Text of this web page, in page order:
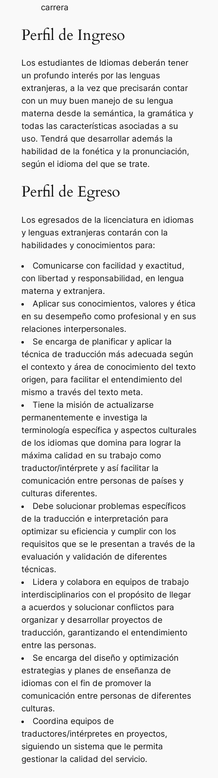
carrera
Perfil de Ingreso
Los estudiantes de Idiomas deberán tener
un profundo interés por las lenguas
extranjeras, a la vez que precisarán contar
con un muy buen manejo de su lengua
materna desde la semántica, la gramática y
todas las características asociadas a su
uso. Tendrá que desarrollar además la
habilidad de la fonética y la pronunciación,
según el idioma del que se trate.
Perfil de Egreso
Los egresados de la licenciatura en idiomas
y lenguas extranjeras contarán con la
habilidades y conocimientos para:
Comunicarse con facilidad y exactitud,
con libertad y responsabilidad, en lengua
materna y extranjera.
Aplicar sus conocimientos, valores y ética
en su desempeño como profesional y en sus
relaciones interpersonales.
Se encarga de planificar y aplicar la
técnica de traducción más adecuada según
el contexto y área de conocimiento del texto
origen, para facilitar el entendimiento del
mismo a través del texto meta.
Tiene la misión de actualizarse
permanentemente e investiga la
terminología específica y aspectos culturales
de los idiomas que domina para lograr la
máxima calidad en su trabajo como
traductor/intérprete y así facilitar la
comunicación entre personas de países y
culturas diferentes.
Debe solucionar problemas específicos
de la traducción e interpretación para
optimizar su eficiencia y cumplir con los
requisitos que se le presentan a través de la
evaluación y validación de diferentes
técnicas.
Lidera y colabora en equipos de trabajo
interdisciplinarios con el propósito de llegar
a acuerdos y solucionar conflictos para
organizar y desarrollar proyectos de
traducción, garantizando el entendimiento
entre las personas.
Se encarga del diseño y optimización
estrategias y planes de enseñanza de
idiomas con el fin de promover la
comunicación entre personas de diferentes
culturas.
Coordina equipos de
traductores/intérpretes en proyectos,
siguiendo un sistema que le permita
gestionar la calidad del servicio.